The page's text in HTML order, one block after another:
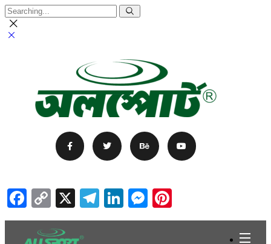
Facebook
Copy
Link
X Telegram
LinkedIn
Messenger